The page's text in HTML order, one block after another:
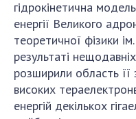
гідрокінетична
енергії Великого
теоретичної фізики
результаті
розширили область її
високих
енергій декількох